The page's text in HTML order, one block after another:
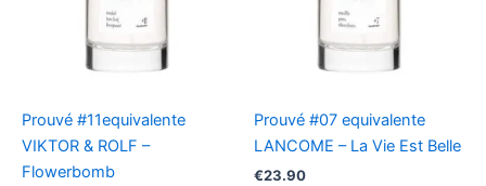
Prouvé #11equivalente
VIKTOR & ROLF –
Flowerbomb
Prouvé #07 equivalente
LANCOME – La Vie Est Belle
€23.90